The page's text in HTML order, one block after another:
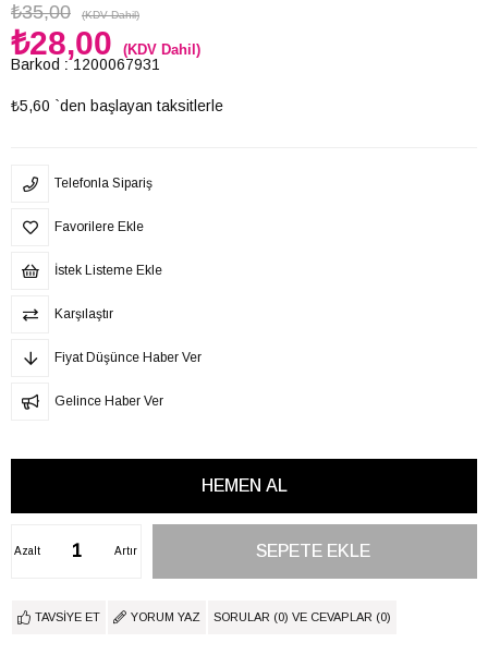
₺35,00 (KDV Dahil)
₺28,00 (KDV Dahil)
Barkod : 1200067931
₺5,60 `den başlayan taksitlerle
Telefonla Sipariş
Favorilere Ekle
İstek Listeme Ekle
Karşılaştır
Fiyat Düşünce Haber Ver
Gelince Haber Ver
Artır
Azalt
TAVSIYE ET YORUM YAZ SORULAR (0) VE CEVAPLAR (0)